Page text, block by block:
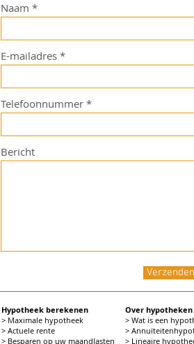
Naam
E-mailadres
Telefoonnummer
Bericht
Verzenden
Hypotheek berekenen
> Maximale hypotheek
> Actuele rente
> Besparen op uw maandlasten
Over hypotheken
> Wat is een
>
> Lineaire